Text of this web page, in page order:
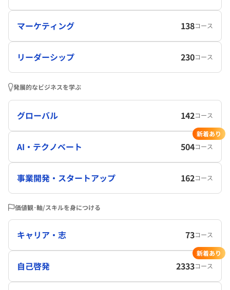
マーケティング 138コース
リーダーシップ 230コース
発展的なビジネスを学ぶ
グローバル 142コース
AI・テクノベート 504コース
新着あり
事業開発・スタートアップ 162コース
価値観･軸/スキルを身につける
キャリア・志 73コース
自己啓発 2333コース
新着あり